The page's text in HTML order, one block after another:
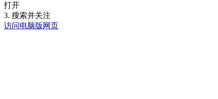
打开
3. 搜索并关注
访问电脑版网页